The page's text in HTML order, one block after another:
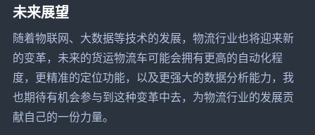
未来展望
随着物联网、大数据等技术的发展，物流行业也将迎来新
的变革，未来的货运物流车可能会拥有更高的自动化程
度，更精准的定位功能，以及更强大的数据分析能力，我
也期待有机会参与到这种变革中去，为物流行业的发展贡
献自己的一份力量。